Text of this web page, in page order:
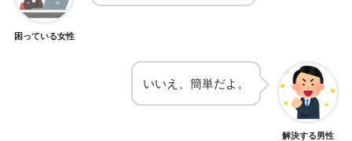
困っている女性
いいえ、簡単だよ。
解決する男性